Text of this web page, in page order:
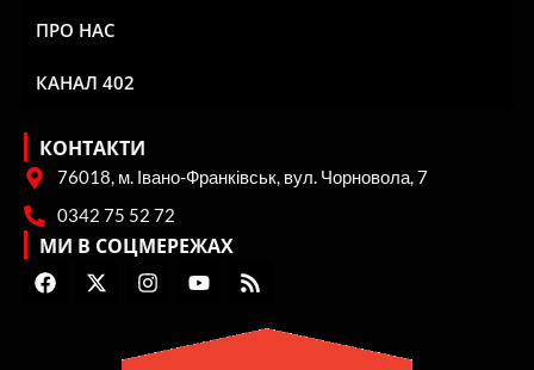
ПРО НАС
КАНАЛ 402
КОНТАКТИ
76018, м. Івано-Франківськ, вул. Чорновола, 7
0342 75 52 72
МИ В СОЦМЕРЕЖАХ
F
a
X
-
I
n
a
Y
o
t
R
s